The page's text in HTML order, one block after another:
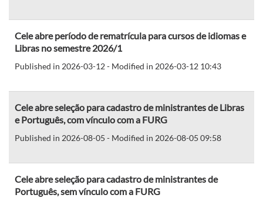
Cele abre período de rematrícula para cursos de idiomas e
Libras no semestre 2026/1
Published in 2026-03-12 - Modified in 2026-03-12 10:43
Cele abre seleção para cadastro de ministrantes de Libras
e Português, com vínculo com a FURG
Published in 2026-08-05 - Modified in 2026-08-05 09:58
Cele abre seleção para cadastro de ministrantes de
Português, sem vínculo com a FURG